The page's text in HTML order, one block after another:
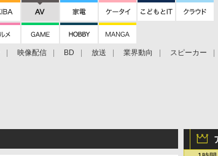
映像配信 BD 放送 業界動向 スピーカー